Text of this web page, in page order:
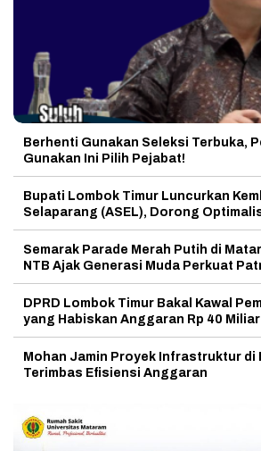
Berhenti Gunakan Seleksi Terbuka,
Gunakan Ini Pilih Pejabat!
Bupati Lombok Timur Luncurkan
Selaparang (ASEL), Dorong
Semarak Parade Merah Putih di
NTB Ajak Generasi Muda Perkuat
DPRD Lombok Timur Bakal Kawal
yang Habiskan Anggaran Rp 40 Miliar
Mohan Jamin Proyek Infrastruktur di
Terimbas Efisiensi Anggaran